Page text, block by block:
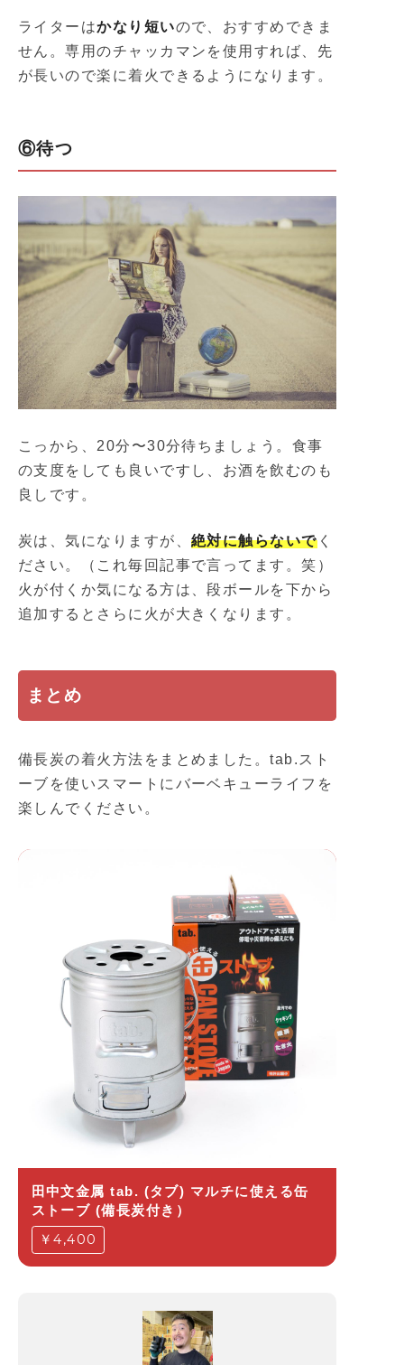
ライターはかなり短いので、おすすめできま
せん。専用のチャッカマンを使用すれば、先
が長いので楽に着火できるようになります。
⑥待つ
こっから、20分〜30分待ちましょう。食事
の支度をしても良いですし、お酒を飲むのも
良しです。
炭は、気になりますが、 絶対に触らないでく
ださい。（これ毎回記事で言ってます。笑）
火が付くか気になる方は、段ボールを下から
追加するとさらに火が大きくなります。
まとめ
備長炭の着火方法をまとめました。tab.スト
ーブを使いスマートにバーベキューライフを
楽しんでください。
田中文金属 tab. (タブ) マルチに使える缶
ストーブ (備長炭付き）
￥4,400